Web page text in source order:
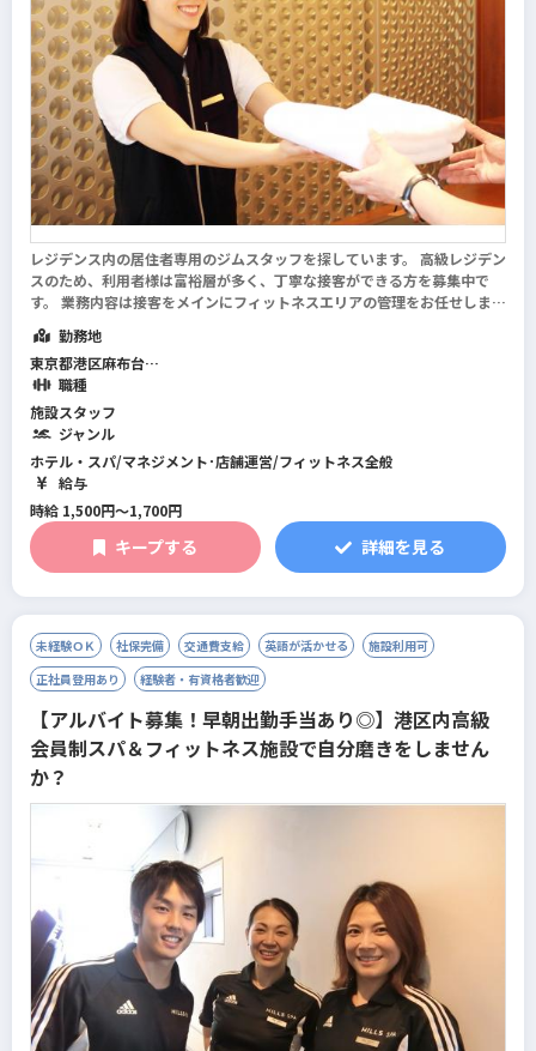
レジデンス内の居住者専用のジムスタッフを探しています。 高級レジデン
スのため、利用者様は富裕層が多く、丁寧な接客ができる方を募集中で
す。 業務内容は接客をメインにフィットネスエリアの管理をお任せしま
が好きな方、ハイクラスな空間でお...
勤務地
東京都港区麻布台
職種
施設スタッフ
ジャンル
ホテル・スパ/マネジメント･店舗運営/フィットネス全般
給与
時給 1,500円～1,700円
キープする 詳細を見る
未経験ＯＫ 社保完備 交通費支給 英語が活かせる
施設利用可
正社員登用あり
経験者・有資格者歓迎
【アルバイト募集！早朝出勤手当あり◎】港区内高級
会員制スパ＆フィットネス施設で自分磨きをしません
か？